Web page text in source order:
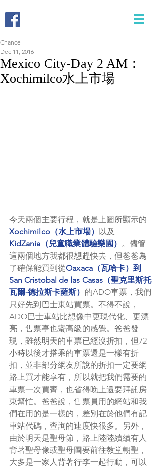
Mexico City-Day 2 AM：
Xochimilco水上市場
Chance
Dec 11, 2016
今天兩個主要行程，就是上圖所顯示的
Xochimilco（水上市場） 以及
KidZania（兒童職業體驗樂園） 。儘管
這兩個地方我都很想趕快去，但爸爸為
了確保能買到從Oaxaca（瓦哈卡）到
San Cristobal de las Casas（聖克里斯托
瓦爾-德拉斯卡薩斯） 的ADO車票，我們
只好先到巴士東站買票。不得不說，
ADO巴士車站比想像中更現代化、更漂
亮，售票亭也蠻高級的感覺。爸爸發
現，雖然明天的車票已經沒折扣，但72
小時以後才搭乘的車票還是一樣有折
扣，並非部分網友所說的折扣一定要網
路上買才能享有，所以就把我們需要的
車票一次買齊，也省得晚上還要拜託房
東幫忙。爸爸說，售票員用的網站和我
們在用的是一樣的，差別在於他們有記
車站代碼，查詢的速度快很多。另外，
由於明天是聖母節，路上陸陸續續有人
背著聖母像或聖母圖要前往教堂朝聖，
大多是一家人背著行李一起行動，可以